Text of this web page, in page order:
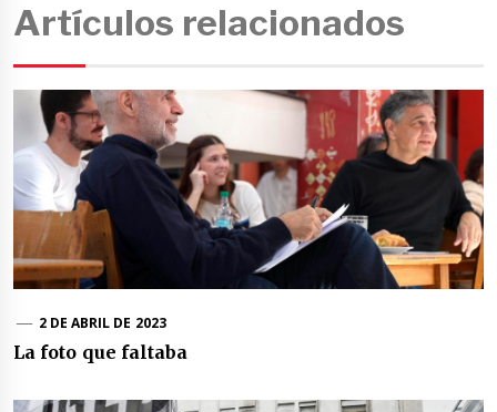
Artículos relacionados
2 DE ABRIL DE 2023
La foto que faltaba